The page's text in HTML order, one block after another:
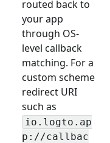
routed back to
your app
through OS-
level callback
matching. For a
custom scheme
redirect URI
such as
io.logto.ap
p://callbac